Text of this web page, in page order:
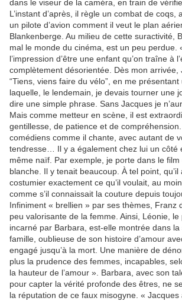
dans le viseur de la caméra, en train de
L’instant d’après, il règle un combat de coqs,
un pilote d’avion comment il veut le plan
Blankenberge. Au milieu de cette suractivité,
mal le monde du cinéma, est un peu perdue.
l’impression d’être une enfant qu’on traîne à
complètement désorientée. Dès mon arrivée,
“Tiens, viens faire du vélo”, en me
laquelle, le lendemain, je devais tourner une
dire une simple phrase. Sans Jacques je
Mais comme metteur en scène, il est
gentillesse, de patience et de
comédiens comme il chante, avec autant de
tendresse… Il y a également chez lui un côté
même naïf. Par exemple, je porte dans le
blanche. Il y tenait beaucoup. À tel point, qu’il
costumier exactement ce qu’il voulait, au
comme s’il connaissait la couture depuis
Infiniment « brellien » par ses thèmes, Franz
peu valorisante de la femme. Ainsi, Léonie,
incarné par Barbara, est-elle montrée dans la
famille, oublieuse de son histoire d’amour
engagé jusqu’à la mort. Une manière de
plus la prudence des femmes, incapables,
la hauteur de l’amour ». Barbara, avec son
pour capter la vérité profonde des êtres, ne
la réputation de ce faux misogyne. «